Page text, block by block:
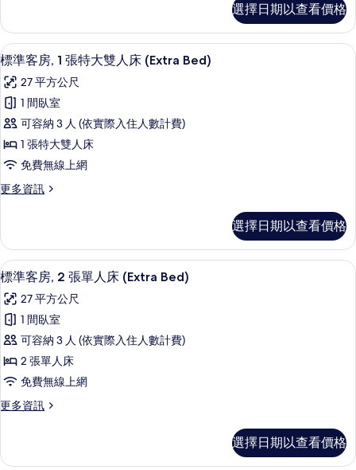
床
(Grand
View
Penthouse)
的
所
有
相
1
張
特
雙
人
(Grand
View
Penthouse)
的
詳
選擇日期以查看價格
顯
示
標
準
客
房,
張
大
雙
人
床
(Extra
Bed)
的
所
有
相
高級寢具、客房內保險箱、筆電工作
6
標準客房, 1 張特大雙人床 (Extra Bed)
27 平方公尺
1 間臥室
可容納 3 人 (依實際入住人數計費)
1 張特大雙人床
免費無線上網
更多資訊
更
客
房,
1
特
大
人
床
(Extra
Bed)
的
選擇日期以查看價格
顯
示
標
準
客
房,
張
人
高級寢具、客房內保險箱、筆電工作
6
標準客房, 2 張單人床 (Extra Bed)
27 平方公尺
1 間臥室
可容納 3 人 (依實際入住人數計費)
2 張單人床
免費無線上網
更多資訊
更
客
選擇日期以查看價格